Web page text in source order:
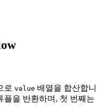
로 value 배열을 합산합니
플을 반환하며, 첫 번째는